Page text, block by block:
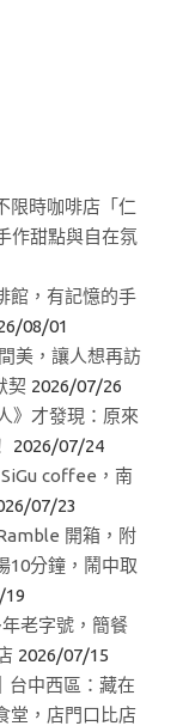
限時咖啡店「仁
作甜點與自在氛
館，有記憶的手
08/01
美，讓人想再訪
契 2026/07/26
》才發現：原來
2026/07/24
coffee，南
07/23
開箱，附
10分鐘，鬧中取
19
老字號，簡餐
2026/07/15
台中西區：藏在
堂，店門口比店